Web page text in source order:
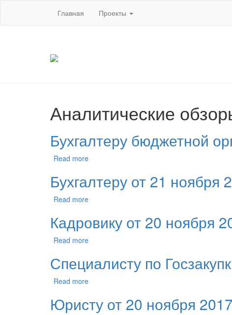
Главная Проекты
Аналитические
Бухгалтеру бюджетной
Read more
Бухгалтеру от 21 ноября
Read more
Кадровику от 20 ноября
Read more
Специалисту по
Read more
Юристу от 20 ноября